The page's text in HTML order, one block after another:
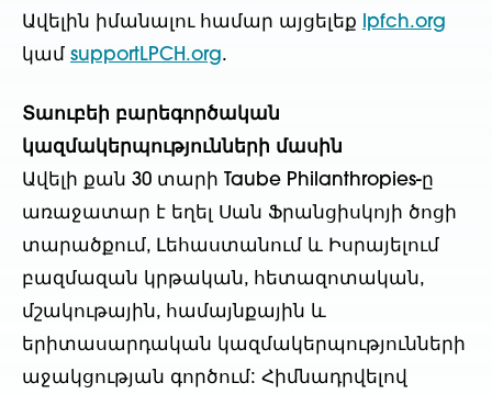
Ավելին իմանալու համար այցելեք
lpfch.org
կամ supportLPCH.org.
Տաուբեի բարեգործական
կազմակերպությունների մասին
Ավելի քան 30 տարի Taube Philanthropies-ը
առաջատար է եղել Սան Ֆրանցիսկոյի ծոցի
տարածքում, Լեհաստանում և Իսրայելում
բազմազան կրթական, հետազոտական,
մշակութային, համայնքային և
երիտասարդական կազմակերպությունների
աջակցության գործում: Հիմնադրվելով